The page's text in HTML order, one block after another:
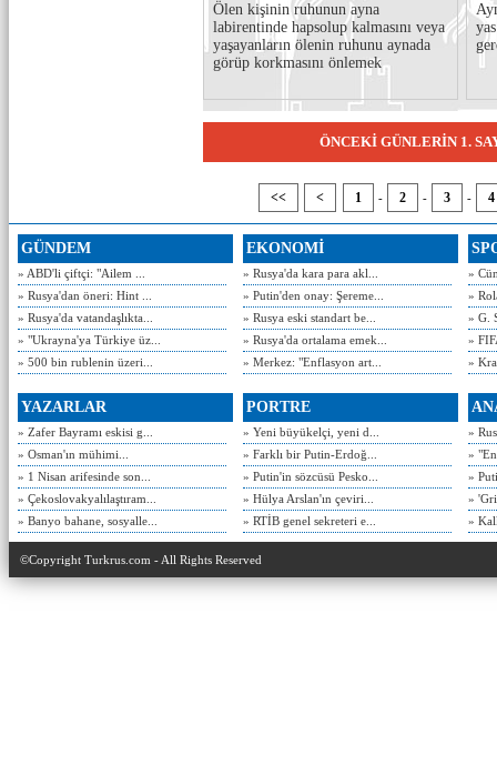
Ölen kişinin ruhunun ayna
labirentinde hapsolup kalmasını veya
yaşayanların ölenin ruhunu aynada
görüp korkmasını önlemek
ÖNCEKİ GÜNLERİN 1.
<< < 1 - 2 - 3 - 4
GÜNDEM
» ABD'li çiftçi: "Ailem ...
» Rusya'dan öneri: Hint ...
» Rusya'da vatandaşlıkta...
» "Ukrayna'ya Türkiye üz...
» 500 bin rublenin üzeri...
EKONOMİ
» Rusya'da kara para akl...
» Putin'den onay: Şereme...
» Rusya eski standart be...
» Rusya'da ortalama emek...
» Merkez: "Enflasyon art...
»
»
» G.
»
»
YAZARLAR
» Zafer Bayramı eskisi g...
» Osman'ın mühimi...
» 1 Nisan arifesinde son...
» Çekoslovakyalılaştıram...
» Banyo bahane, sosyalle...
PORTRE
» Yeni büyükelçi, yeni d...
» Farklı bir Putin-Erdoğ...
» Putin'in sözcüsü Pesko...
» Hülya Arslan'ın çeviri...
» RTİB genel sekreteri e...
»
»
»
»
»
©Copyright Turkrus.com - All Rights Reserved